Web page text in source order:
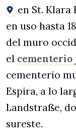
en St. Klara
en uso hasta
del muro
el cementerio
cementerio
Espira, a lo
Landstraße,
sureste.